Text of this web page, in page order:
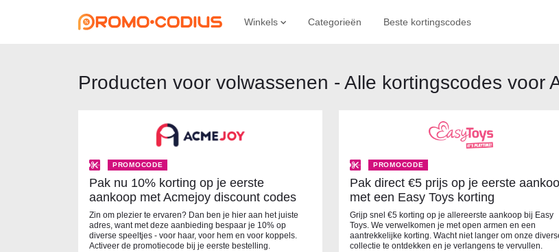
Winkels Categorieën Beste kortingscodes
Producten voor volwassenen - Alle kortingscodes voor
PROMOCODE
Pak nu 10% korting op je eerste
aankoop met Acmejoy discount codes
Zin om plezier te ervaren? Dan ben je hier aan het juiste
adres, want met deze aanbieding bespaar je 10% op
diverse speeltjes - voor haar, voor hem en voor koppels.
Activeer de promotiecode bij je eerste bestelling.
PROMOCODE
Pak direct €5 prijs op je eerste
met een Easy Toys korting
Grijp snel €5 korting op je allereerste aankoop bij Easy
Toys. We verwelkomen je met open armen en een
aantrekkelijke korting. Wacht niet langer om onze
collectie te ontdekken en je verlangens te vervullen.